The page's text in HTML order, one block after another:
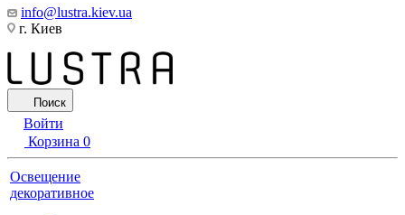
info@lustra.kiev.ua
г. Киев
Поиск
Войти
Корзина 0
Освещение
декоративное